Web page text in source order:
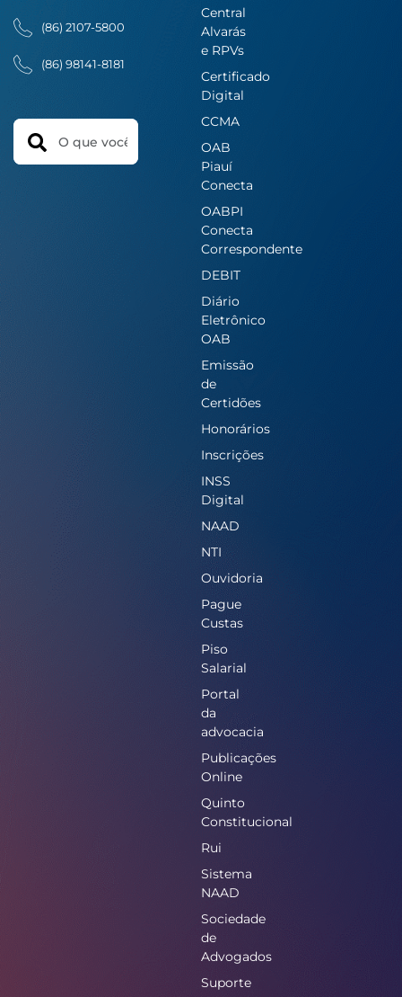
(86) 2107-5800
(86) 98141-8181
Search
Central
Alvarás
e RPVs
Certificado
Digital
CCMA
OAB
Piauí
Conecta
OABPI
Conecta
Correspondente
DEBIT
Diário
Eletrônico
OAB
Emissão
de
Certidões
Honorários
Inscrições
INSS
Digital
NAAD
NTI
Ouvidoria
Pague
Custas
Piso
Salarial
Portal
da
advocacia
Publicações
Online
Quinto
Constitucional
Rui
Sistema
NAAD
Sociedade
de
Advogados
Suporte